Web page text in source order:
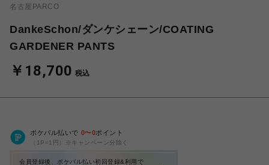
名古屋PARCO
DankeSchon/ダンケシェーン/COATING
GARDENER PANTS
￥18,700 税込
ポケパル払いで 0〜0ポイント
（1P=1円）※キャンペーン分除く
会員登録後、ポケパル払い初回登録&利用で